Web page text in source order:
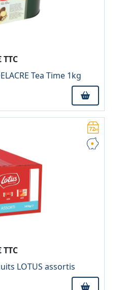
TTC
Tea Time 1kg
TTC
LOTUS assortis